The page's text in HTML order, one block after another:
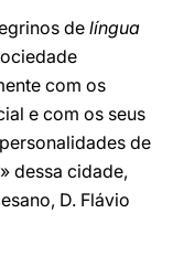
de língua
com os
e com os seus
de
dessa cidade,
D. Flávio